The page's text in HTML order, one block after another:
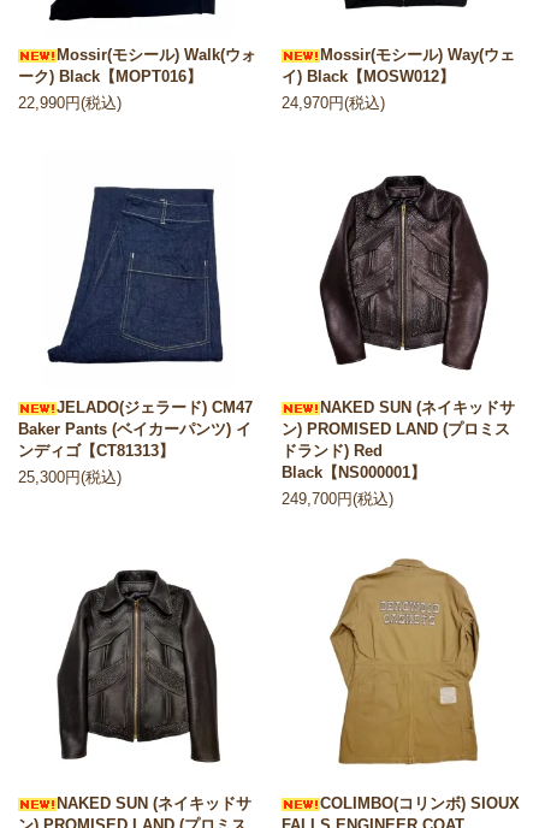
Mossir(モシール) Walk(ウォ
ーク) Black【MOPT016】
22,990円(税込)
Mossir(モシール) Way(ウェ
イ) Black【MOSW012】
24,970円(税込)
JELADO(ジェラード) CM47
Baker Pants (ベイカーパンツ) イ
ンディゴ【CT81313】
25,300円(税込)
NAKED SUN (ネイキッドサ
ン) PROMISED LAND (プロミス
ドランド) Red
Black【NS000001】
249,700円(税込)
NAKED SUN (ネイキッドサ
COLIMBO(コリンボ) SIOUX